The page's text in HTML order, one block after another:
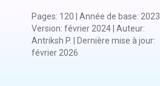
Pages: 120 Année de base: 2023
Version: février 2024| Auteur:
Antriksh P.
Dernière mise à jour:
février 2026